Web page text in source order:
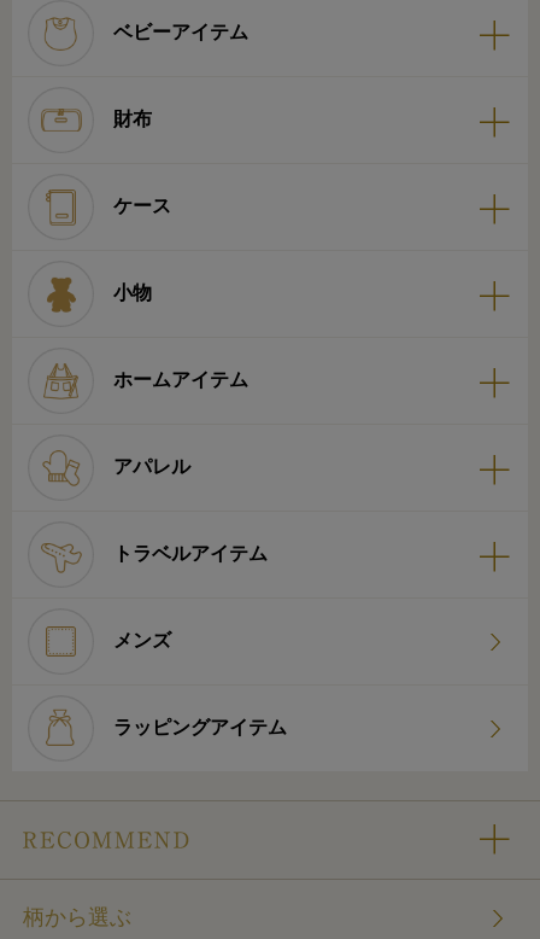
ベビーアイテム
財布
ケース
小物
ホームアイテム
アパレル
トラベルアイテム
メンズ
ラッピングアイテム
柄から選ぶ